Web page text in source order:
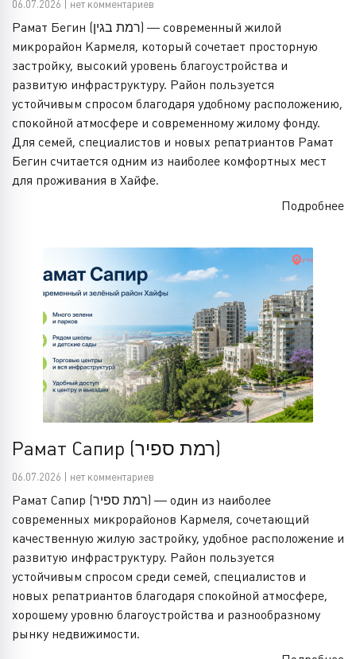
06.07.2026 | нет комментариев
Рамат Бегин (רמת בגין) — современный жилой
микрорайон Кармеля, который сочетает просторную
застройку, высокий уровень благоустройства и
развитую инфраструктуру. Район пользуется
устойчивым спросом благодаря удобному расположению,
спокойной атмосфере и современному жилому фонду.
Для семей, специалистов и новых репатриантов Рамат
Бегин считается одним из наиболее комфортных мест
для проживания в Хайфе.
Подробнее
Рамат Сапир (רמת ספיר)
06.07.2026 | нет комментариев
Рамат Сапир (רמת ספיר) — один из наиболее
современных микрорайонов Кармеля, сочетающий
качественную жилую застройку, удобное расположение и
развитую инфраструктуру. Район пользуется
устойчивым спросом среди семей, специалистов и
новых репатриантов благодаря спокойной атмосфере,
хорошему уровню благоустройства и разнообразному
рынку недвижимости.